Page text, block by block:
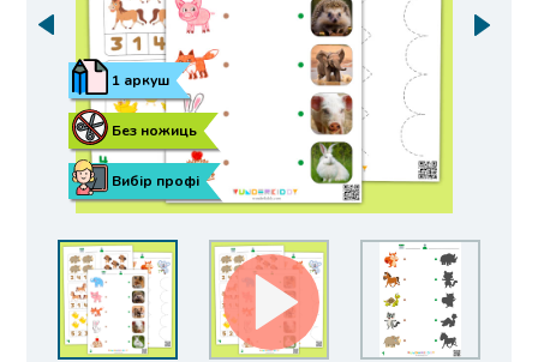
Вибір профі
Без ножиць
1 аркуш